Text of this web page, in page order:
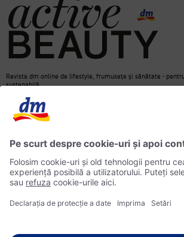
Revista dm online de lifestyle, frumusețe și sănătate -
sustenabilă.